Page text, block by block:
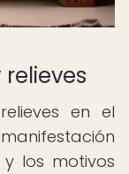
en el
los motivos